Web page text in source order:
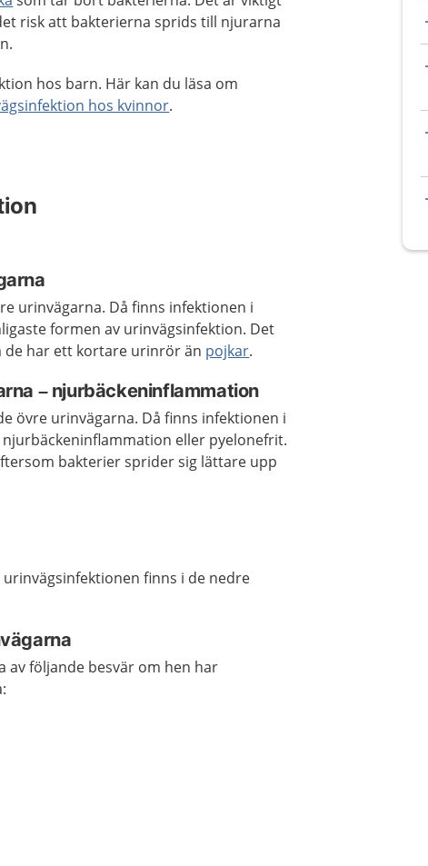
risk att bakterierna sprids till njurarna
hos barn. Här kan du läsa om
hos kvinnor.
urinvägarna. Då finns infektionen i
formen av urinvägsinfektion. Det
de har ett kortare urinrör än pojkar.
– njurbäckeninflammation
övre urinvägarna. Då finns infektionen i
njurbäckeninflammation eller pyelonefrit.
bakterier sprider sig lättare upp
finns i de nedre
följande besvär om hen har